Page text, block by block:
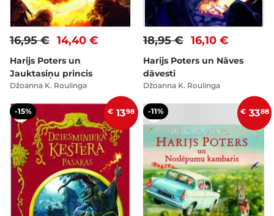
14,40 €
16,95 €
Harijs Poters un
Jauktasiņu princis
Džoanna K. Roulinga
16,10 €
18,95 €
Harijs Poters un Nāves
dāvesti
Džoanna K. Roulinga
-15% € 1398 -11% € 3388